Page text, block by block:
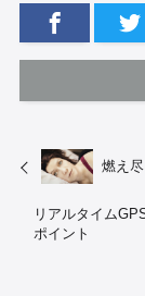
燃え
リアルタイム
ポイント